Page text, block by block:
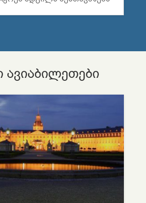
ავიაბილეთები